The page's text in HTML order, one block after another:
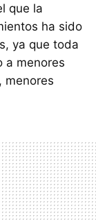
que la
ha sido
ya que toda
a menores
menores